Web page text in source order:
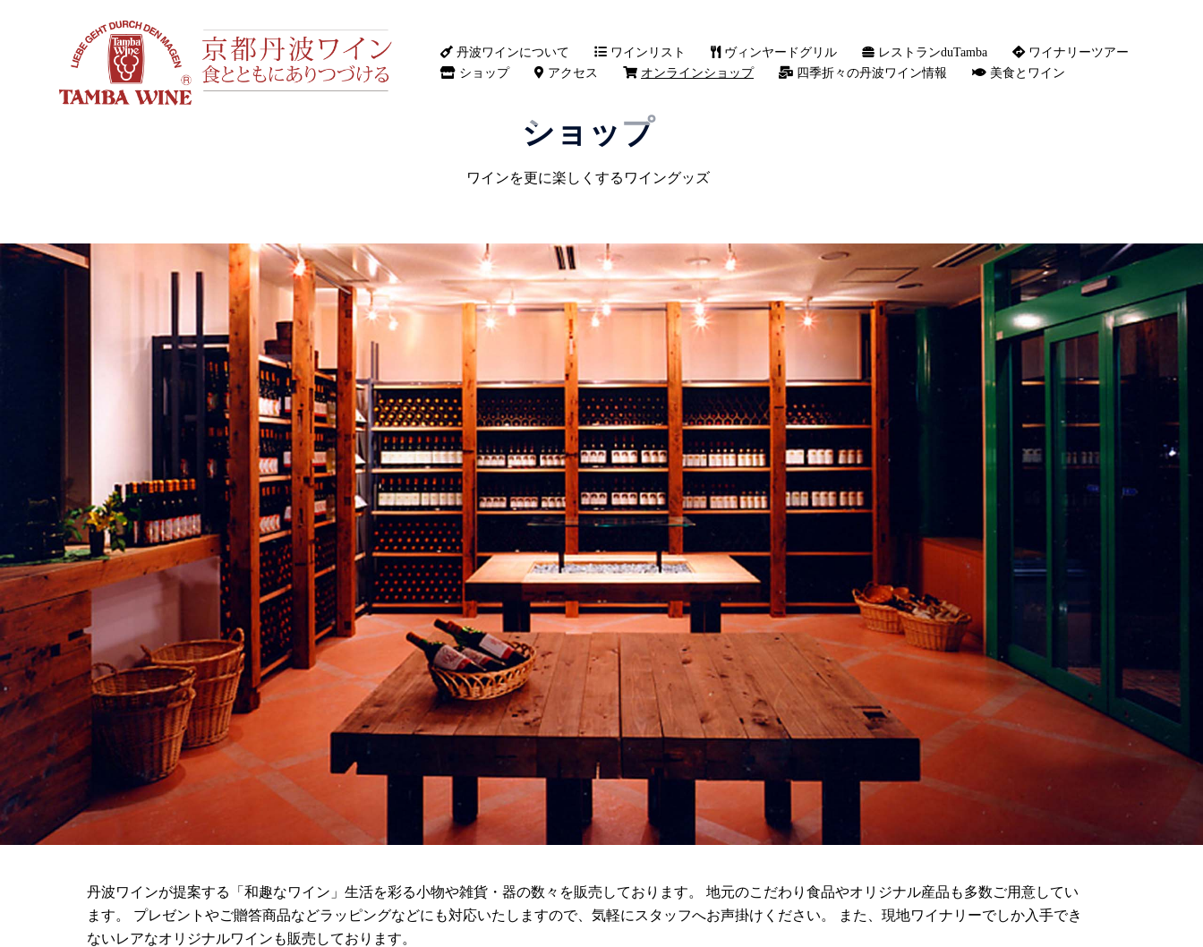
丹波ワインについて ワインリスト ヴィンヤードグリル レストランduTamba
ワイナリーツアー
ショップ
アクセス オンラインショップ 四季折々の丹波ワイン情報 美食とワイン
ショップ
ワインを更に楽しくするワイングッズ
丹波ワインが提案する「和趣なワイン」生活を彩る小物や雑貨・器の数々を販売しております。 地元のこだわり食品やオリジナル産品も多数ご用意してい
ます。 プレゼントやご贈答商品などラッピングなどにも対応いたしますので、気軽にスタッフへお声掛けください。 また、現地ワイナリーでしか入手でき
ないレアなオリジナルワインも販売しております。